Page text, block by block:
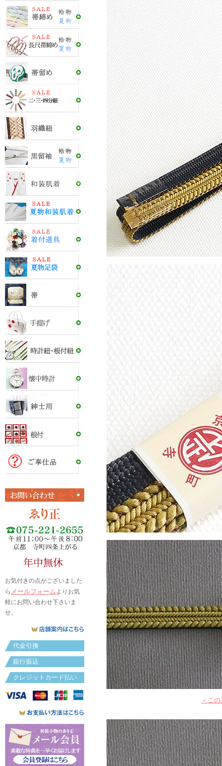
お気付きの点がございました
ら メールフォームよりお気
軽にお問い合わせ下さいま
せ。
代金引換
銀行振込
クレジットカード払い
＜こ